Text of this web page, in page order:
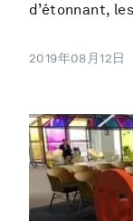
d’étonnant,
2019年08月12日